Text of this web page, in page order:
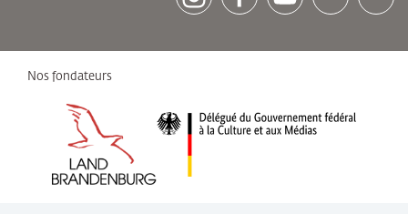
Nos fondateurs